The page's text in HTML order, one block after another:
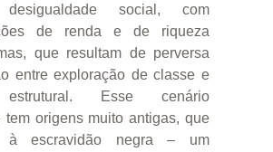
desigualdade social, com
de renda e de riqueza
que resultam de perversa
entre exploração de classe e
estrutural. Esse cenário
tem origens muito antigas, que
à escravidão negra – um